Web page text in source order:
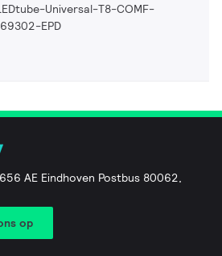
Universal-T8-COMF-
EPD
AE Eindhoven Postbus 80062,
op